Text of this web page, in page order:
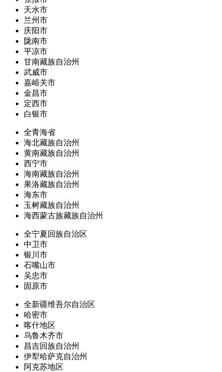
天水市
兰州市
庆阳市
陇南市
平凉市
甘南藏族自治州
武威市
嘉峪关市
金昌市
定西市
白银市
全青海省
海北藏族自治州
黄南藏族自治州
西宁市
海南藏族自治州
果洛藏族自治州
海东市
玉树藏族自治州
海西蒙古族藏族自治州
全宁夏回族自治区
中卫市
银川市
石嘴山市
吴忠市
固原市
全新疆维吾尔自治区
哈密市
喀什地区
乌鲁木齐市
昌吉回族自治州
伊犁哈萨克自治州
阿克苏地区